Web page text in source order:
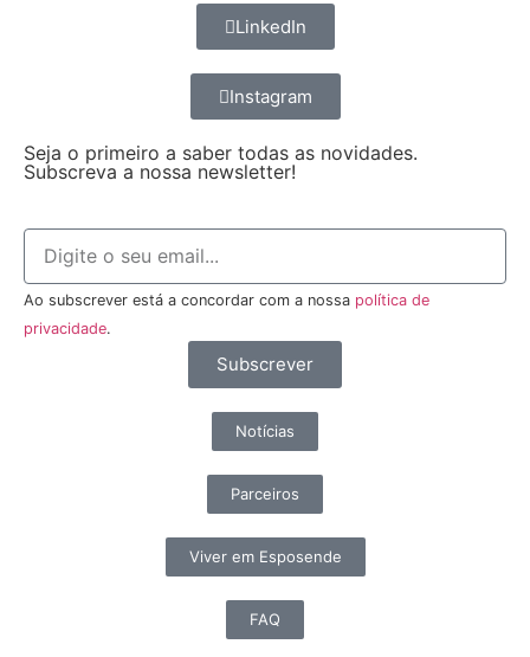
LinkedIn
Instagram
Seja o primeiro a saber todas as novidades.
Subscreva a nossa newsletter!
Ao subscrever está a concordar com a nossa política de
privacidade.
Subscrever
Notícias
Parceiros
Viver em Esposende
FAQ